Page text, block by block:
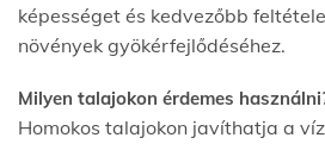
képességet és kedvezőbb
növények gyökérfejlődéséhez.
Milyen talajokon érdemes
Homokos talajokon javíthatja a